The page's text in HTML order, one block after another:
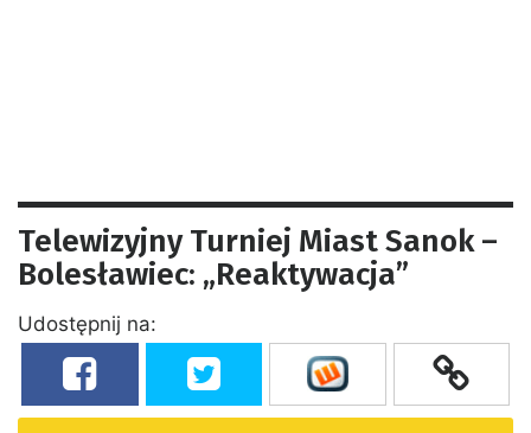
Telewizyjny Turniej Miast Sanok –
Bolesławiec: „Reaktywacja”
Udostępnij na: